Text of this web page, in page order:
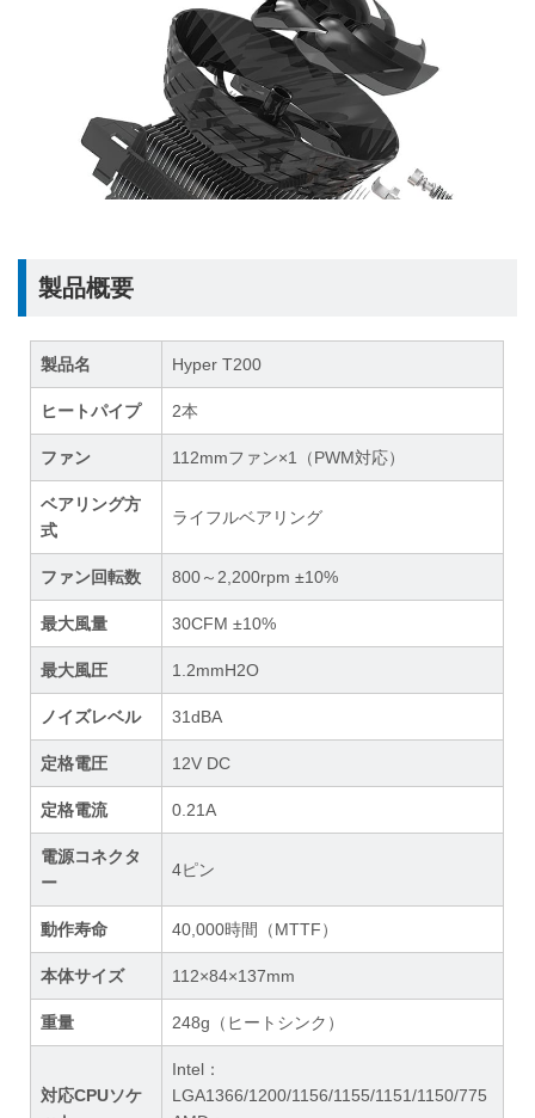
製品概要
製品名 Hyper T200
ヒートパイプ 2本
ファン 112mmファン×1（PWM対応）
ベアリング方
式
ライフルベアリング
ファン回転数 800～2,200rpm ±10%
最大風量 30CFM ±10%
最大風圧 1.2mmH2O
ノイズレベル 31dBA
定格電圧 12V DC
定格電流 0.21A
電源コネクタ
ー
4ピン
動作寿命 40,000時間（MTTF）
本体サイズ 112×84×137mm
重量 248g（ヒートシンク）
対応CPUソケ
Intel：
LGA1366/1200/1156/1155/1151/1150/775